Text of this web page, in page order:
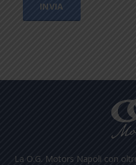
La O.G. Motors Napoli con